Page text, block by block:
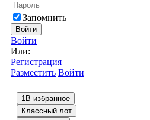
Запомнить
Войти
Войти
Или:
Регистрация
Разместить Войти
1В избранное
Классный лот